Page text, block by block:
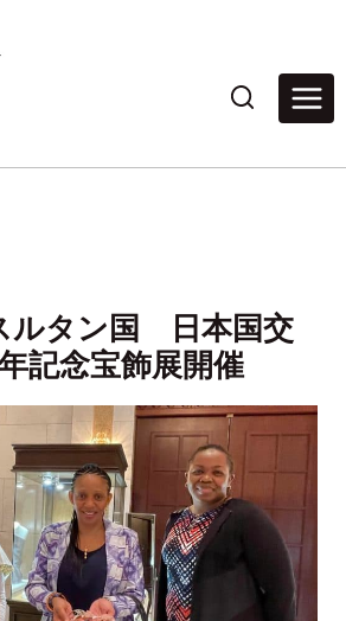
ルタン国 日本国交
記念宝飾展開催